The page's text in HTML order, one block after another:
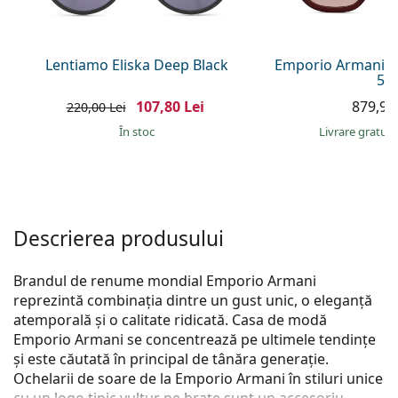
Persol
Lentiamo Eliska Deep Black
220,00 Lei 107,80 Lei
În stoc
Emporio Armani
54
Livrare
Descrierea produsului
Brandul de renume mondial Emporio Armani
reprezintă combinația dintre un gust unic, o eleganță
atemporală și o calitate ridicată. Casa de modă
Emporio Armani se concentrează pe ultimele tendințe
și este căutată în principal de tânăra generație.
Ochelarii de soare de la Emporio Armani în stiluri unice